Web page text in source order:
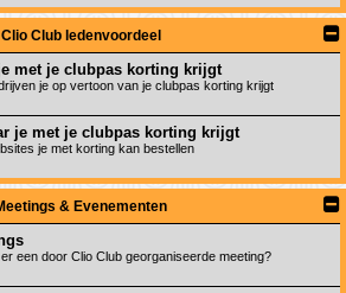
Clio Club ledenvoordeel
met je clubpas korting krijgt
je op vertoon van je clubpas korting krijgt
je met je clubpas korting krijgt
je met korting kan bestellen
& Evenementen
een door Clio Club georganiseerde meeting?